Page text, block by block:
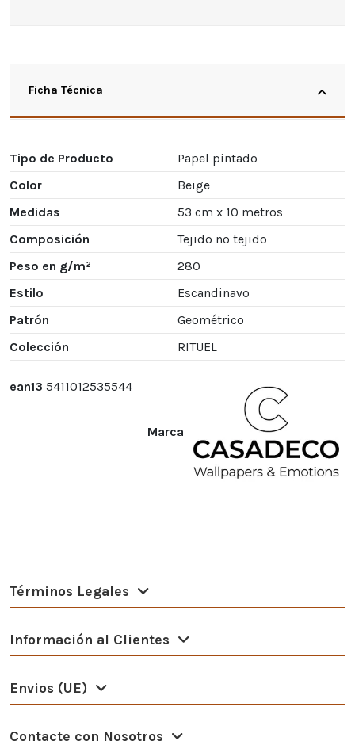
Ficha Técnica
Tipo de Producto
Papel pintado
Color
Beige
Medidas
53 cm x 10 metros
Composición
Tejido no tejido
Peso en g/m²
280
Estilo
Escandinavo
Patrón
Geométrico
Colección
RITUEL
Marca
ean13 5411012535544
Términos Legales
Información al Clientes
Envios (UE)
Contacte con Nosotros